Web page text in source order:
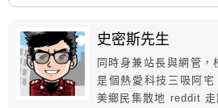
史密斯先生
同時身兼站長與網管，
是個熱愛科技三吸阿
美鄉民集散地 reddit